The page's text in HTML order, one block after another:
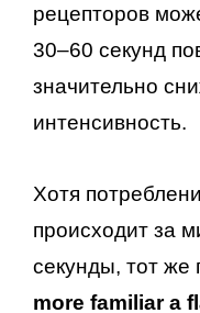
рецепторов
30–60 секунд
значительно
интенсивность.
Хотя
происходит за
секунды, тот же
more familiar a